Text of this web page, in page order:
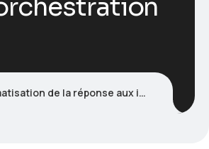
la réponse aux incidents de sécurité avec l’orchestration SOAR